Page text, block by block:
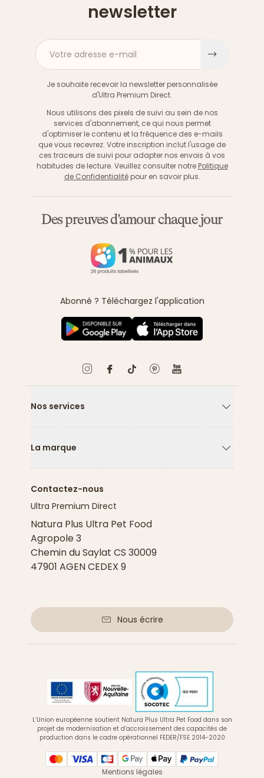
newsletter
Votre adresse e-mail
Je souhaite recevoir la newsletter personnalisée
d'Ultra Premium Direct.
Nous utilisons des pixels de suivi au sein de nos
services d'abonnement, ce qui nous permet
d'optimiser le contenu et la fréquence des e-mails
que vous recevrez. Votre inscription inclut l'usage de
ces traceurs de suivi pour adapter nos envois à vos
habitudes de lecture. Veuillez consulter notre Politique
de Confidentialitépour en savoir plus.
Des preuves d'amour chaque jour
Abonné ? Téléchargez l'application
Nos services
La marque
Contactez-nous
Ultra Premium Direct
Natura Plus Ultra Pet Food
Agropole 3
Chemin du Saylat CS 30009
47901 AGEN CEDEX 9
Nous écrire
L’Union européenne soutient Natura Plus Ultra Pet Food dans son
projet de modernisation et d’accroissement des capacités de
production dans le cadre opérationnel FEDER/FSE 2014-2020
Mentions légales